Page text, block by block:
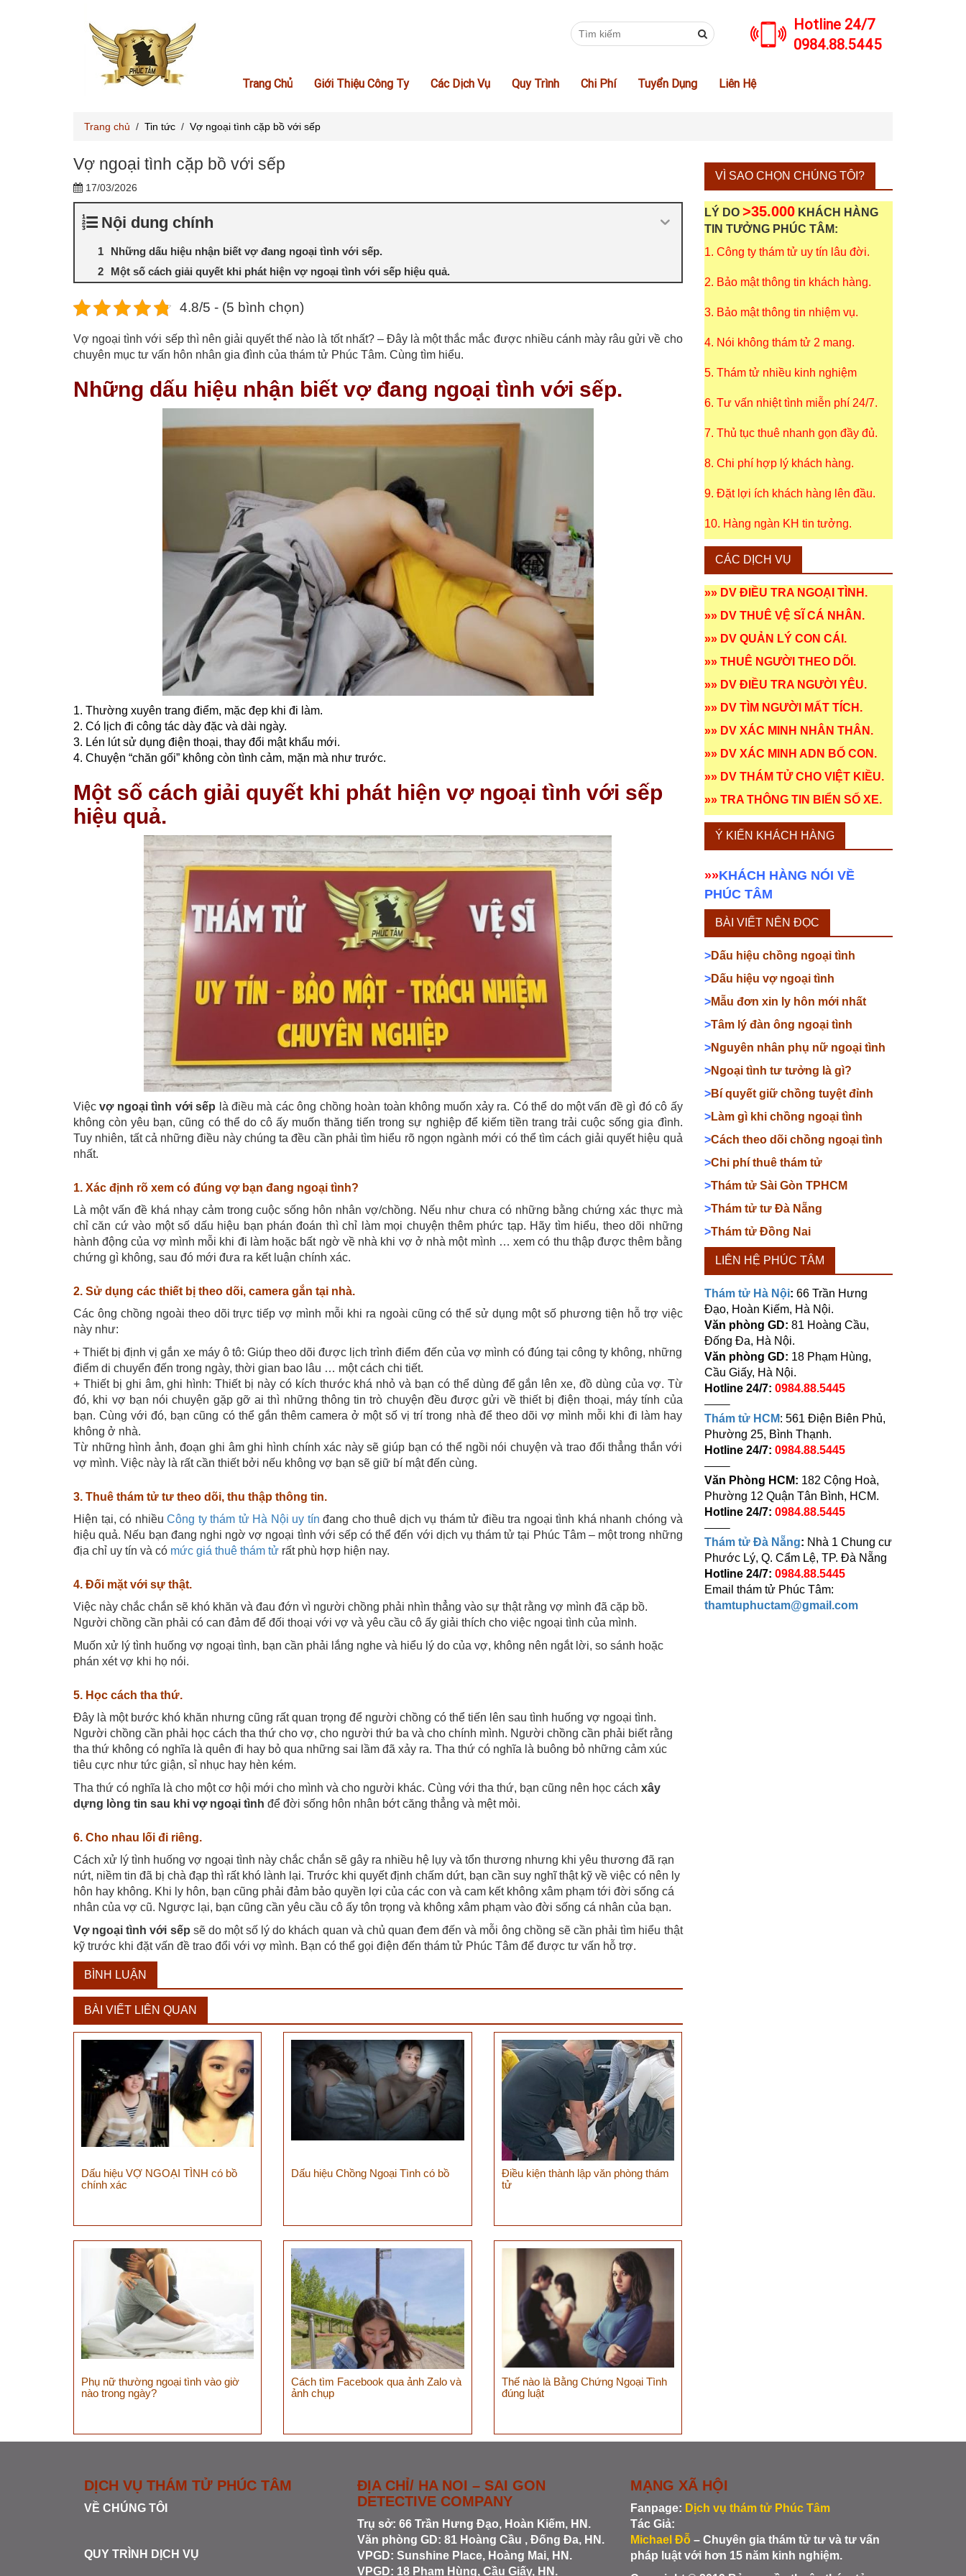
Hotline 24/7
0984.88.5445
Trang Chủ Giới Thiệu Công Ty Các Dịch Vụ Quy Trình Chi Phí Tuyển Dụng Liên Hệ
Trang chủ / Tin tức / Vợ ngoại tình cặp bồ với sếp
Vợ ngoại tình cặp bồ với sếp
17/03/2026
Nội dung chính
Những dấu hiệu nhận biết vợ đang ngoại tình với sếp.
Một số cách giải quyết khi phát hiện vợ ngoại tình với sếp hiệu quả.
4.8/5 - (5 bình chọn)
Vợ ngoại tình với sếp thì nên giải quyết thế nào là tốt nhất? – Đây là một thắc mắc được nhiều cánh mày râu gửi về cho
chuyên mục tư vấn hôn nhân gia đình của thám tử Phúc Tâm. Cùng tìm hiểu.
Những dấu hiệu nhận biết vợ đang ngoại tình với sếp.
1. Thường xuyên trang điểm, mặc đẹp khi đi làm.
2. Có lịch đi công tác dày đặc và dài ngày.
3. Lén lút sử dụng điện thoại, thay đổi mật khẩu mới.
4. Chuyện “chăn gối” không còn tình cảm, mặn mà như trước.
Một số cách giải quyết khi phát hiện vợ ngoại tình với sếp
hiệu quả.
Việcvợ ngoại tình với sếp là điều mà các ông chồng hoàn toàn không muốn xảy ra. Có thể do một vấn đề gì đó cô ấy
không còn yêu bạn, cũng có thể do cô ấy muốn thăng tiến trong sự nghiệp để kiếm tiền trang trải cuộc sống gia đình.
Tuy nhiên, tất cả những điều này chúng ta đều cần phải tìm hiểu rõ ngọn ngành mới có thể tìm cách giải quyết hiệu quả
nhất.
1. Xác định rõ xem có đúng vợ bạn đang ngoại tình?
Là một vấn đề khá nhạy cảm trong cuộc sống hôn nhân vợ/chồng. Nếu như chưa có những bằng chứng xác thực mà
chỉ căn cứ vào một số dấu hiệu bạn phán đoán thì chỉ làm mọi chuyện thêm phức tạp. Hãy tìm hiểu, theo dõi những
hành động của vợ mình mỗi khi đi làm hoặc bất ngờ về nhà khi vợ ở nhà một mình … xem có thu thập được thêm bằng
chứng gì không, sau đó mới đưa ra kết luận chính xác.
2. Sử dụng các thiết bị theo dõi, camera gắn tại nhà.
Các ông chồng ngoài theo dõi trực tiếp vợ mình mỗi khi ra ngoài cũng có thể sử dụng một số phương tiện hỗ trợ việc
này như:
+ Thiết bị định vị gắn xe máy ô tô: Giúp theo dõi được lịch trình điểm đến của vợ mình có đúng tại công ty không, những
điểm di chuyển đến trong ngày, thời gian bao lâu … một cách chi tiết.
+ Thiết bị ghi âm, ghi hình: Thiết bị này có kích thước khá nhỏ và bạn có thể dùng để gắn lên xe, đồ dùng của vợ. Từ
đó, khi vợ bạn nói chuyện gặp gỡ ai thì những thông tin trò chuyện đều được gửi về thiết bị điện thoại, máy tính của
bạn. Cùng với đó, bạn cũng có thể gắn thêm camera ở một số vị trí trong nhà để theo dõi vợ mình mỗi khi đi làm hay
không ở nhà.
Từ những hình ảnh, đoạn ghi âm ghi hình chính xác này sẽ giúp bạn có thể ngồi nói chuyện và trao đổi thẳng thắn với
vợ mình. Việc này là rất cần thiết bởi nếu không vợ bạn sẽ giữ bí mật đến cùng.
3. Thuê thám tử tư theo dõi, thu thập thông tin.
Hiện tại, có nhiềuCông ty thám tử Hà Nội uy tín đang cho thuê dịch vụ thám tử điều tra ngoại tình khá nhanh chóng và
hiệu quả. Nếu bạn đang nghi ngờ vợ ngoại tình với sếp có thể đến với dịch vụ thám tử tại Phúc Tâm – một trong những
địa chỉ uy tín và có mức giá thuê thám tử rất phù hợp hiện nay.
4. Đối mặt với sự thật.
Việc này chắc chắn sẽ khó khăn và đau đớn vì người chồng phải nhìn thẳng vào sự thật rằng vợ mình đã cặp bồ.
Người chồng cần phải có can đảm để đối thoại với vợ và yêu cầu cô ấy giải thích cho việc ngoại tình của mình.
Muốn xử lý tình huống vợ ngoại tình, bạn cần phải lắng nghe và hiểu lý do của vợ, không nên ngắt lời, so sánh hoặc
phán xét vợ khi họ nói.
5. Học cách tha thứ.
Đây là một bước khó khăn nhưng cũng rất quan trọng để người chồng có thể tiến lên sau tình huống vợ ngoại tình.
Người chồng cần phải học cách tha thứ cho vợ, cho người thứ ba và cho chính mình. Người chồng cần phải biết rằng
tha thứ không có nghĩa là quên đi hay bỏ qua những sai lầm đã xảy ra. Tha thứ có nghĩa là buông bỏ những cảm xúc
tiêu cực như tức giận, sỉ nhục hay hèn kém.
Tha thứ có nghĩa là cho một cơ hội mới cho mình và cho người khác. Cùng với tha thứ, bạn cũng nên học cách xây
dựng lòng tin sau khi vợ ngoại tình để đời sống hôn nhân bớt căng thẳng và mệt mỏi.
6. Cho nhau lối đi riêng.
Cách xử lý tình huống vợ ngoại tình này chắc chắn sẽ gây ra nhiều hệ lụy và tổn thương nhưng khi yêu thương đã rạn
nứt, niềm tin đã bị chà đạp thì rất khó lành lại. Trước khi quyết định chấm dứt, bạn cần suy nghĩ thật kỹ về việc có nên ly
hôn hay không. Khi ly hôn, bạn cũng phải đảm bảo quyền lợi của các con và cam kết không xâm phạm tới đời sống cá
nhân của vợ cũ. Ngược lại, bạn cũng cần yêu cầu cô ấy tôn trọng và không xâm phạm vào đời sống cá nhân của bạn.
Vợ ngoại tình với sếp sẽ do một số lý do khách quan và chủ quan đem đến và mỗi ông chồng sẽ cần phải tìm hiểu thật
kỹ trước khi đặt vấn đề trao đổi với vợ mình. Bạn có thể gọi điện đến thám tử Phúc Tâm để được tư vấn hỗ trợ.
BÌNH LUẬN
BÀI VIẾT LIÊN QUAN
Dấu hiệu VỢ NGOẠI TÌNH có bồ
chính xác
Dấu hiệu Chồng Ngoại Tình có bồ
Điều kiện thành lập văn phòng thám
tử
Phụ nữ thường ngoại tình vào giờ
nào trong ngày?
Cách tìm Facebook qua ảnh Zalo và
ảnh chụp
Thế nào là Bằng Chứng Ngoại Tình
đúng luật
VÌ SAO CHỌN CHÚNG TÔI?
LÝ DO >35.000KHÁCH HÀNG
TIN TƯỞNG PHÚC TÂM:
1. Công ty thám tử uy tín lâu đời.
2. Bảo mật thông tin khách hàng.
3. Bảo mật thông tin nhiệm vụ.
4. Nói không thám tử 2 mang.
5. Thám tử nhiều kinh nghiệm
6. Tư vấn nhiệt tình miễn phí 24/7.
7. Thủ tục thuê nhanh gọn đầy đủ.
8. Chi phí hợp lý khách hàng.
9. Đặt lợi ích khách hàng lên đầu.
10. Hàng ngàn KH tin tưởng.
CÁC DỊCH VỤ
»» DV ĐIỀU TRA NGOẠI TÌNH .
»» DV THUÊ VỆ SĨ CÁ NHÂN .
»» DV QUẢN LÝ CON CÁI .
»» THUÊ NGƯỜI THEO DÕI .
»» DV ĐIỀU TRA NGƯỜI YÊU.
»» DV TÌM NGƯỜI MẤT TÍCH .
»» DV XÁC MINH NHÂN THÂN .
»» DV XÁC MINH ADN BỐ CON .
»» DV THÁM TỬ CHO VIỆT KIỀU.
»» TRA THÔNG TIN BIỂN SỐ XE.
Ý KIẾN KHÁCH HÀNG
»»KHÁCH HÀNG NÓI VỀ
PHÚC TÂM
BÀI VIẾT NÊN ĐỌC
>Dấu hiệu chồng ngoại tình
>Dấu hiệu vợ ngoại tình
>Mẫu đơn xin ly hôn mới nhất
>Tâm lý đàn ông ngoại tình
>Nguyên nhân phụ nữ ngoại tình
>Ngoại tình tư tưởng là gì?
>Bí quyết giữ chồng tuyệt đỉnh
>Làm gì khi chồng ngoại tình
>Cách theo dõi chồng ngoại tình
>Chi phí thuê thám tử
>Thám tử Sài Gòn TPHCM
>Thám tử tư Đà Nẵng
>Thám tử Đồng Nai
LIÊN HỆ PHÚC TÂM
Thám tử Hà Nội: 66 Trần Hưng
Đạo, Hoàn Kiếm, Hà Nội.
Văn phòng GD: 81 Hoàng Cầu,
Đống Đa, Hà Nội.
Văn phòng GD: 18 Phạm Hùng,
Cầu Giấy, Hà Nội.
Hotline 24/7: 0984.88.5445
——–
Thám tử HCM: 561 Điện Biên Phủ,
Phường 25, Bình Thạnh.
Hotline 24/7: 0984.88.5445
——–
Văn Phòng HCM: 182 Cộng Hoà,
Phường 12 Quận Tân Bình, HCM.
Hotline 24/7: 0984.88.5445
——–
Thám tử Đà Nẵng: Nhà 1 Chung cư
Phước Lý, Q. Cẩm Lệ, TP. Đà Nẵng
Hotline 24/7: 0984.88.5445
Email thám tử Phúc Tâm:
thamtuphuctam@gmail.com
DỊCH VỤ THÁM TỬ PHÚC TÂM
VỀ CHÚNG TÔI
QUY TRÌNH DỊCH VỤ
ĐỊA CHỈ/ HA NOI – SAI GON
DETECTIVE COMPANY
Trụ sở: 66 Trần Hưng Đạo, Hoàn Kiếm, HN.
Văn phòng GD: 81 Hoàng Cầu , Đống Đa, HN.
VPGD: Sunshine Place, Hoàng Mai, HN.
VPGD: 18 Phạm Hùng, Cầu Giấy, HN.
MẠNG XÃ HỘI
Fanpage: Dịch vụ thám tử Phúc Tâm
Tác Giả:
Michael Đỗ – Chuyên gia thám tử tư và tư vấn
pháp luật với hơn 15 năm kinh nghiệm.